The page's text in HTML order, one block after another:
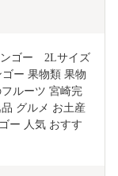
ゴー　2Lサイズ
ー 果物類 果物
ルーツ 宮崎完
グルメ お土産
ー 人気 おすす